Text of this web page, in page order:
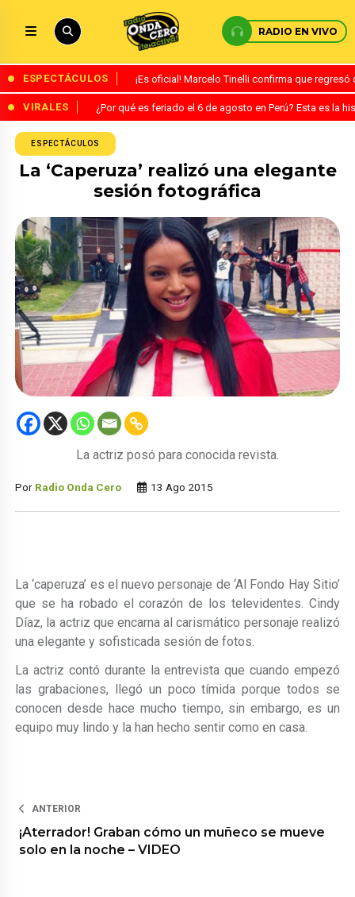
RADIO EN VIVO
ESPECTÁCULOS ¡Es oficial! Marcelo Tinelli confirma que
VIRALES ¿Por qué es feriado el 6 de agosto en Perú? Esta es la
ESPECTÁCULOS
La ‘Caperuza’ realizó una elegante
sesión fotográfica
La actriz posó para conocida revista.
Por Radio Onda Cero 13 Ago 2015
La ‘caperuza’ es el nuevo personaje de ‘Al Fondo Hay Sitio’
que se ha robado el corazón de los televidentes. Cindy
Díaz, la actriz que encarna al carismático personaje realizó
una elegante y sofisticada sesión de fotos.
La actriz contó durante la entrevista que cuando empezó
las grabaciones, llegó un poco tímida porque todos se
conocen desde hace mucho tiempo, sin embargo, es un
equipo muy lindo y la han hecho sentir como en casa.
ANTERIOR
¡Aterrador! Graban cómo un muñeco se mueve
solo en la noche – VIDEO